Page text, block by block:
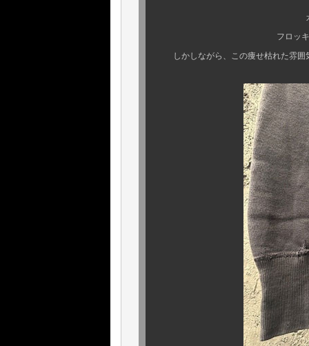
カラーフロッキ
フロッキーの残存も
しかしながら、この痩せ枯れた雰囲